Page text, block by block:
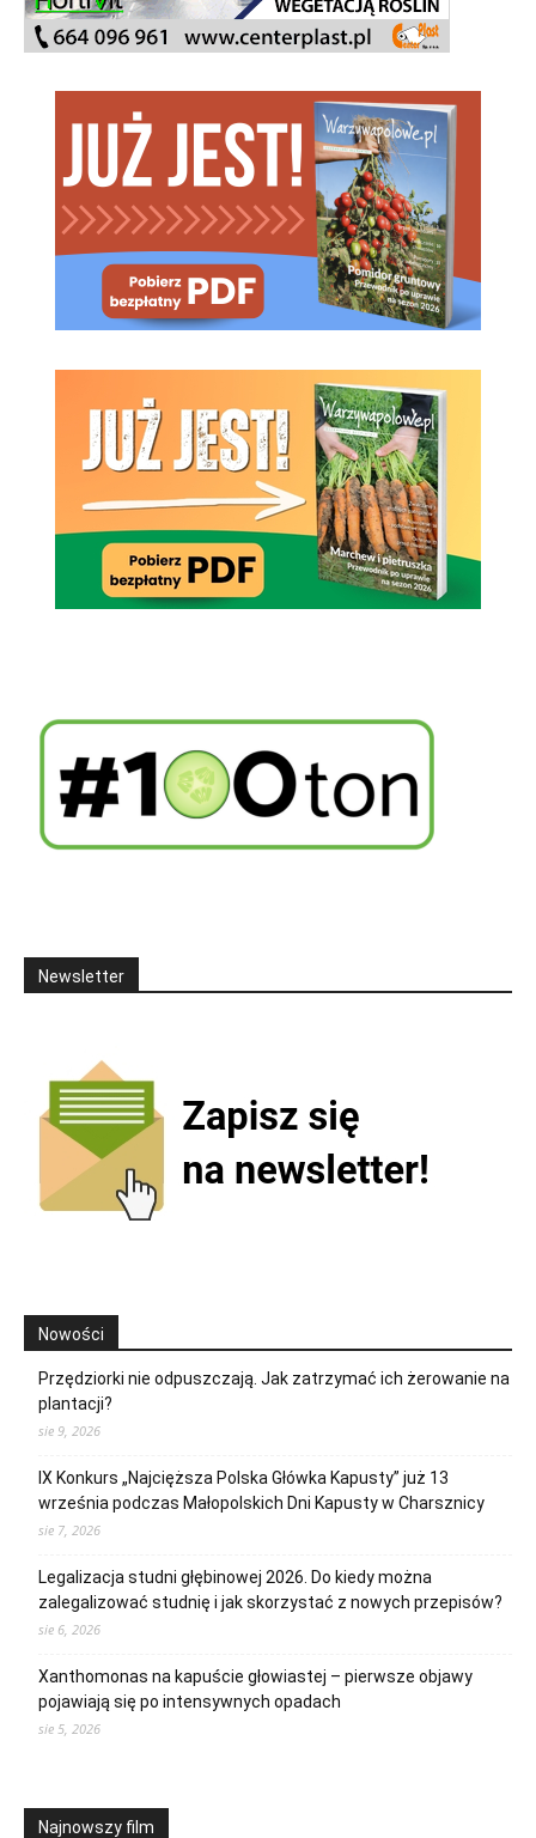
Newsletter
Nowości
Przędziorki nie odpuszczają. Jak zatrzymać ich żerowanie na
plantacji?
sie 9, 2026
IX Konkurs „Najcięższa Polska Główka Kapusty” już 13
września podczas Małopolskich Dni Kapusty w Charsznicy
sie 7, 2026
Legalizacja studni głębinowej 2026. Do kiedy można
zalegalizować studnię i jak skorzystać z nowych przepisów?
sie 6, 2026
Xanthomonas na kapuście głowiastej – pierwsze objawy
pojawiają się po intensywnych opadach
sie 5, 2026
Najnowszy film